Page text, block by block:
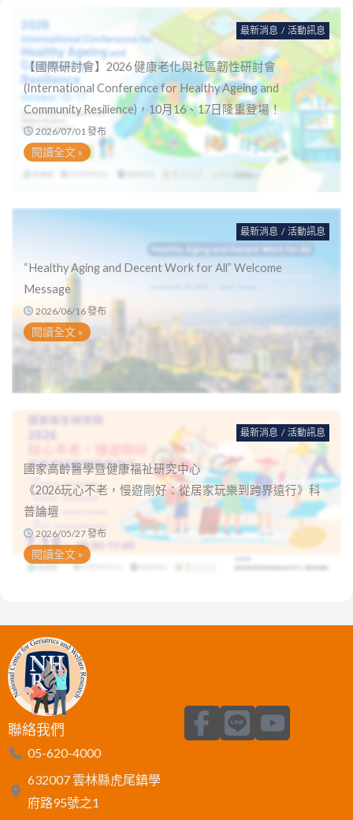
最新消息 / 活動訊息
【國際研討會】2026 健康老化與社區韌性研討會
(International Conference for Healthy Ageing and
Community Resilience)，10月16、17日隆重登場！
2026/07/01 發布
閱讀全文 »
最新消息 / 活動訊息
“Healthy Aging and Decent Work for All” Welcome
Message
2026/06/16 發布
閱讀全文 »
最新消息 / 活動訊息
國家高齡醫學暨健康福祉研究中心
《2026玩心不老，慢遊剛好：從居家玩樂到跨界遠行》科
普論壇
2026/05/27 發布
閱讀全文 »
聯絡我們
05-620-4000
632007 雲林縣虎尾鎮學
府路95號之1
F
a
L
i
Y
o